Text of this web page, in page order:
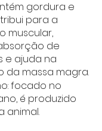
gordura e
para a
muscular,
de
e ajuda na
da massa magra.
focado no
é produzido
animal.